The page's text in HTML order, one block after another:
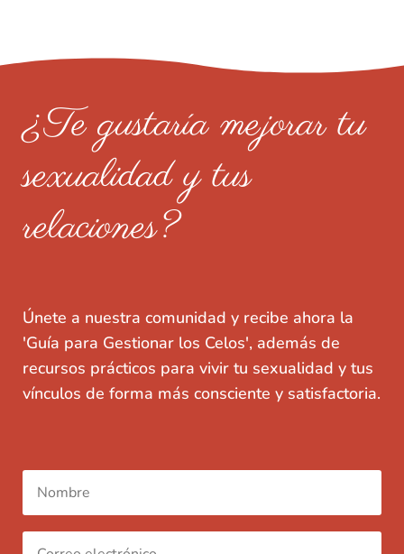
¿Te gustaría mejorar tu
sexualidad y tus
relaciones?
Únete a nuestra comunidad y recibe ahora la
'Guía para Gestionar los Celos', además de
recursos prácticos para vivir tu sexualidad y tus
vínculos de forma más consciente y satisfactoria.